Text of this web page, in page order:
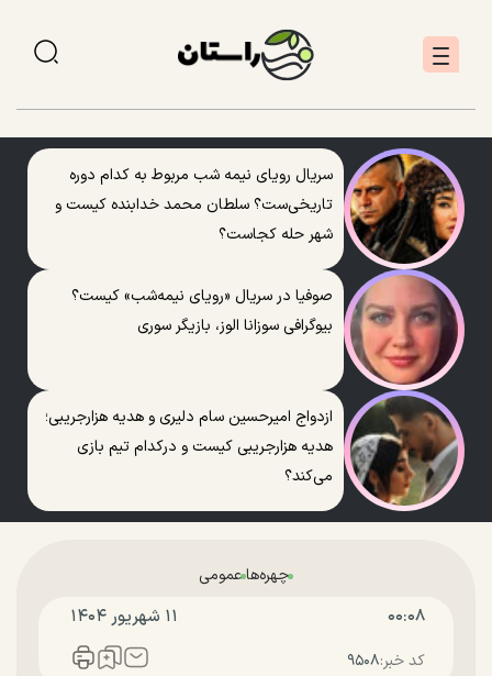
سریال رویای نیمه شب مربوط به کدام دوره
تاریخی‌ست؟ سلطان محمد خدابنده کیست و
شهر حله کجاست؟
صوفیا در سریال «رویای نیمه‌شب» کیست؟
بیوگرافی سوزانا الوز، بازیگر سوری
ازدواج امیرحسین سام دلیری و هدیه هزارجریبی؛
هدیه هزارجریبی کیست و درکدام تیم بازی
می‌کند؟
چهره‌هاعمومی
۰۰:۰۸ ۱۱ شهريور ۱۴۰۴
کد خبر:۹۵۰۸